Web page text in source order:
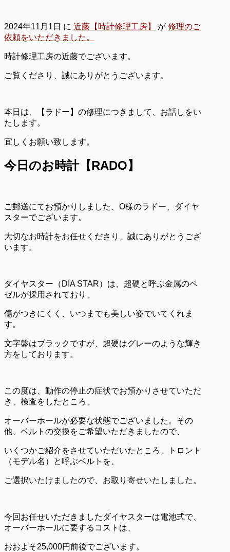
2024年11月1日 に 近藤【時計修理工房】 が 修理のご
依頼をいただきました。
時計修理工房の近藤でございます。
ご覧くださり、誠にありがとうございます。
本日は、【ラドー】の修理につきまして、お話しをい
たします。
宜しくお願い致します。
今日のお時計【RADO】
ご郵送にてお預かりしました、O様のラドー、ダイヤ
スターでございます。
大切なお時計をお任せくださり、誠にありがとうござ
います。
ダイヤスター（DIA STAR）は、超硬と呼ぶ金属のベ
ゼルが採用されており、
傷がつきにくく、いつまでも美しい姿でいてくれま
す。
文字盤はブラックですが、超硬はグレーのような輝き
方をしております。
この度は、動作の停止の症状でお預かりさせていただ
き、検査をしたところ、
オーバーホールが必要な状態でございました。その
他、ベルトの交換をご希望いただきましたので、
いくつかご紹介をさせていただいたところ、トロント
（モデル名）と呼ぶベルトを、
ご選択いたけましたので、お取り寄せいたしました。
今回お任せいただきましたダイヤスターは電池式で、
オーバーホールに要するコストは、
おおよそ25,000円前後でございます。